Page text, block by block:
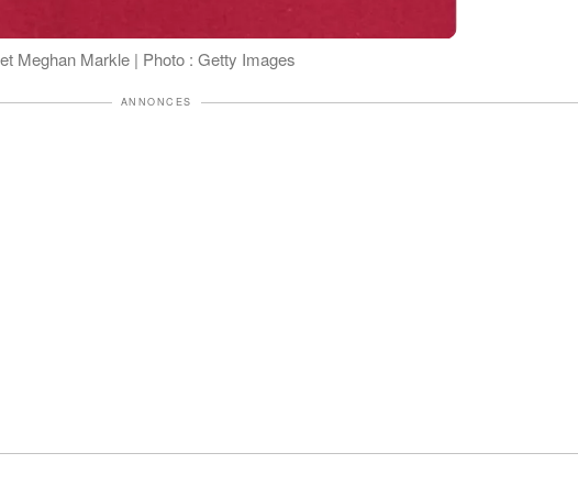
Meghan Markle | Photo : Getty Images
ANNONCES